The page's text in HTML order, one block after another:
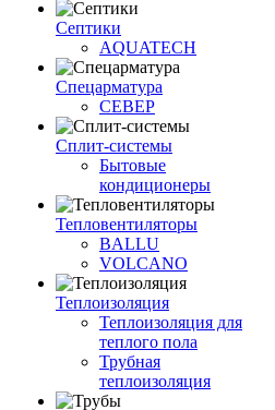
Септики
AQUATECH
Спецарматура
СЕВЕР
Сплит-системы
Бытовые
кондиционеры
Тепловентиляторы
BALLU
VOLCANO
Теплоизоляция
Теплоизоляция для
теплого пола
Трубная
теплоизоляция